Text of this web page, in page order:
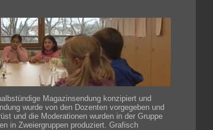
Magazinsendung konzipiert und
wurde von den Dozenten vorgegeben und
und die Moderationen wurden in der Gruppe
in Zweiergruppen produziert. Grafisch